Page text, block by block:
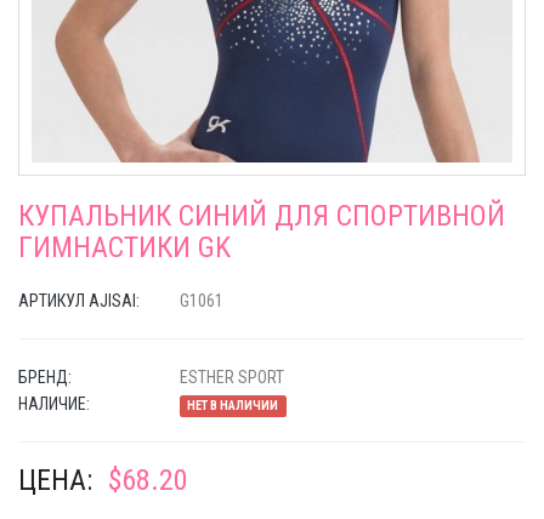
КУПАЛЬНИК СИНИЙ ДЛЯ СПОРТИВНОЙ
ГИМНАСТИКИ GK
АРТИКУЛ AJISAI: G1061
БРЕНД:
ESTHER SPORT
НАЛИЧИЕ:
НЕТ В НАЛИЧИИ
ЦЕНА: $68.20